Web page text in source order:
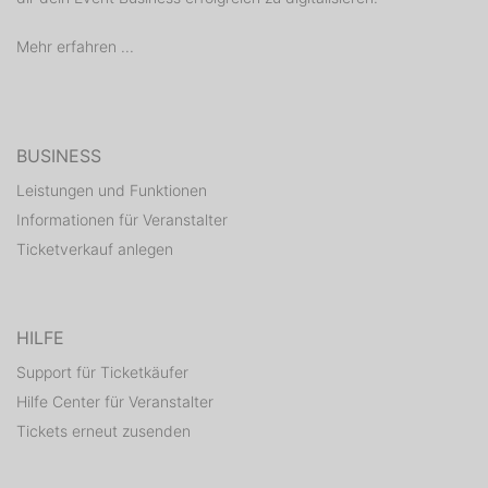
- TISCHBUCHUNG im VIP Bereich
(bitte wenden Sie sich hierzu an info@manigoo.de)
Partnerhotel sowie unserem Helikopter Shuttle ab
Stuttgart und Mannheim wenden Sie sich bitte an
info@manigoo.de
Mehr erfahren ...
BUSINESS
Leistungen und Funktionen
Informationen für Veranstalter
Ticketverkauf anlegen
HILFE
Support für Ticketkäufer
Hilfe Center für Veranstalter
Tickets erneut zusenden